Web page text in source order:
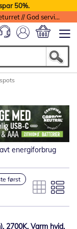
50%.
Billig fragt // Levering 1-2 dage // 60 dages returret // God service med garanti
energiforbrug
først
2700K, Varm hvid,